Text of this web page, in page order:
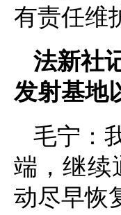
有责任维
法新社
发射基地
毛宁：
端，继续
动尽早恢